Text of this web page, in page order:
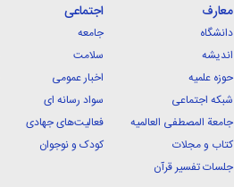
معارف
دانشگاه
اندیشه
حوزه علمیه
شبکه اجتماعی
جامعة المصطفی العالمیه
کتاب و مجلات
جلسات تفسیر قرآن
اجتماعی
جامعه
سلامت
اخبار عمومی
سواد رسانه ای
فعالیت‌های جهادی
کودک و نوجوان